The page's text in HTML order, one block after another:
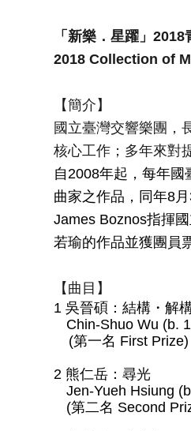
「新樂．星躍」
2018 Collection of
【簡介】
國立臺灣交響樂團，
核心工作；多年來對
自2008年起，每年
曲家之作品，同年8
James Boznos指揮
若瑜的作品並獲團員
【曲目】
1 吳晉碩：結構・解
Chin-Shuo Wu (b.
(第一名 First Prize)
2 熊仁岳：尋光
Jen-Yueh Hsiung
(第二名 Second